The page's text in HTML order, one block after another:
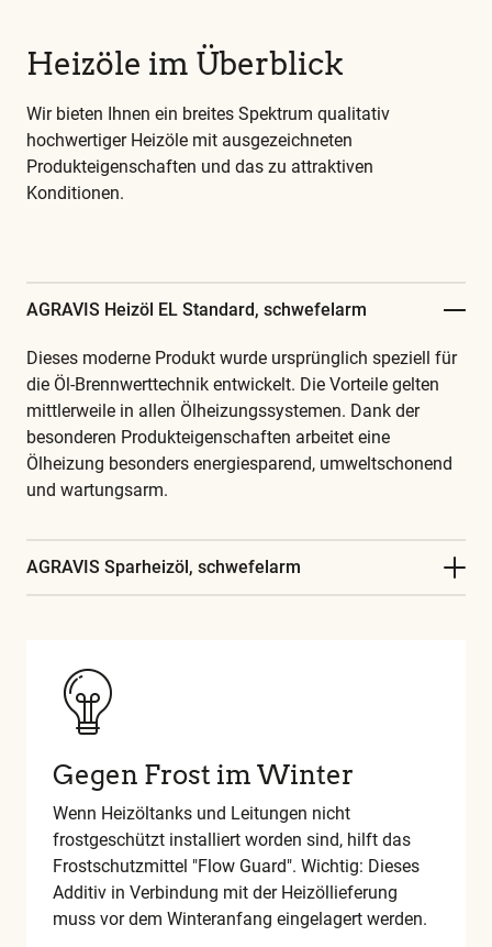
Heizöle im Überblick
Wir bieten Ihnen ein breites Spektrum qualitativ
hochwertiger Heizöle mit ausgezeichneten
Produkteigenschaften und das zu attraktiven
Konditionen.
AGRAVIS Heizöl EL Standard, schwefelarm
Dieses moderne Produkt wurde ursprünglich speziell für
die Öl-Brennwerttechnik entwickelt. Die Vorteile gelten
mittlerweile in allen Ölheizungssystemen. Dank der
besonderen Produkteigenschaften arbeitet eine
Ölheizung besonders energiesparend, umweltschonend
und wartungsarm.
AGRAVIS Sparheizöl, schwefelarm
Gegen Frost im Winter
Wenn Heizöltanks und Leitungen nicht
frostgeschützt installiert worden sind, hilft das
Frostschutzmittel "Flow Guard". Wichtig: Dieses
Additiv in Verbindung mit der Heizöllieferung
muss vor dem Winteranfang eingelagert werden.